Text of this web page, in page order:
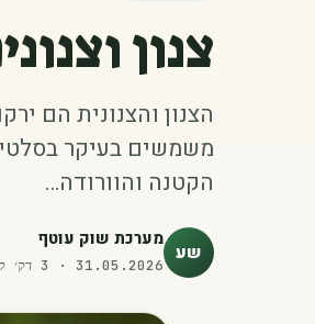
צנון
הצנון והצנונית הם
משמשים בעיקר
הקטנה והוורודה…
שע מערכת שוק עוטף
31.05.2026
·
3 דק׳